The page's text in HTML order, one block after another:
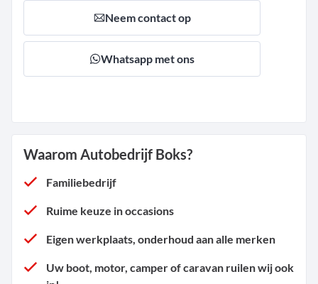
Neem contact op
Whatsapp met ons
Waarom Autobedrijf Boks?
Familiebedrijf
Ruime keuze in occasions
Eigen werkplaats, onderhoud aan alle merken
Uw boot, motor, camper of caravan ruilen wij ook